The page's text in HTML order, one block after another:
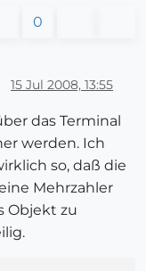
0
15 Jul 2008, 13:55
das Terminal
werden. Ich
so, daß die
Mehrzahler
Objekt zu